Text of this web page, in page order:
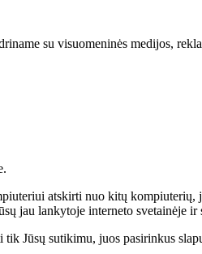
su visuomeninės medijos,
atskirti nuo kitų kompiuterių,
jau lankytoje interneto svetainėje
Jūsų sutikimu, juos pasirinkus